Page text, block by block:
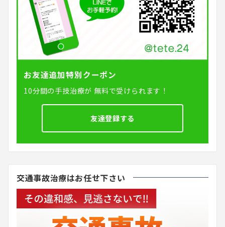
お友達追加特別クーポン
10分間の手技治療が 無料で受けられます！
友達登録する
交通事故治療はお任せ下さい